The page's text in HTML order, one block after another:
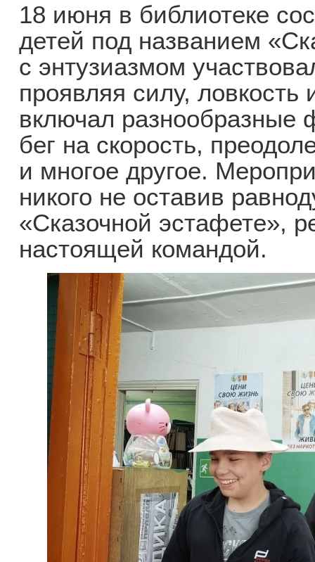
18 июня в библиотеке
детей под названием
с энтузиазмом
проявляя силу,
включал разнообразные
бег на скорость,
и многое другое.
никого не оставив
«Сказочной эстафете»,
настоящей командой.